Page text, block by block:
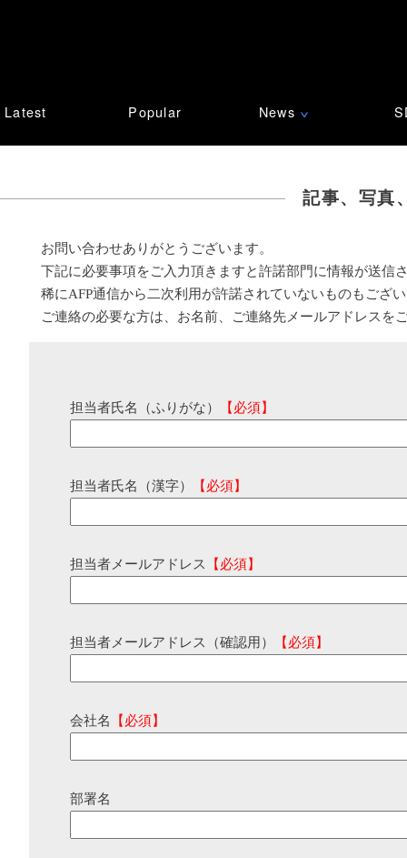
Latest Popular News ∨
記事、写真
お問い合わせありがとうございます。
下記に必要事項をご入力頂きますと許諾部門に情報が送信
稀にAFP通信から二次利用が許諾されていないものもござ
ご連絡の必要な方は、お名前、ご連絡先メールアドレスを
担当者氏名（ふりがな） 【必須】
担当者氏名（漢字） 【必須】
担当者メールアドレス 【必須】
担当者メールアドレス（確認用） 【必須】
会社名 【必須】
部署名